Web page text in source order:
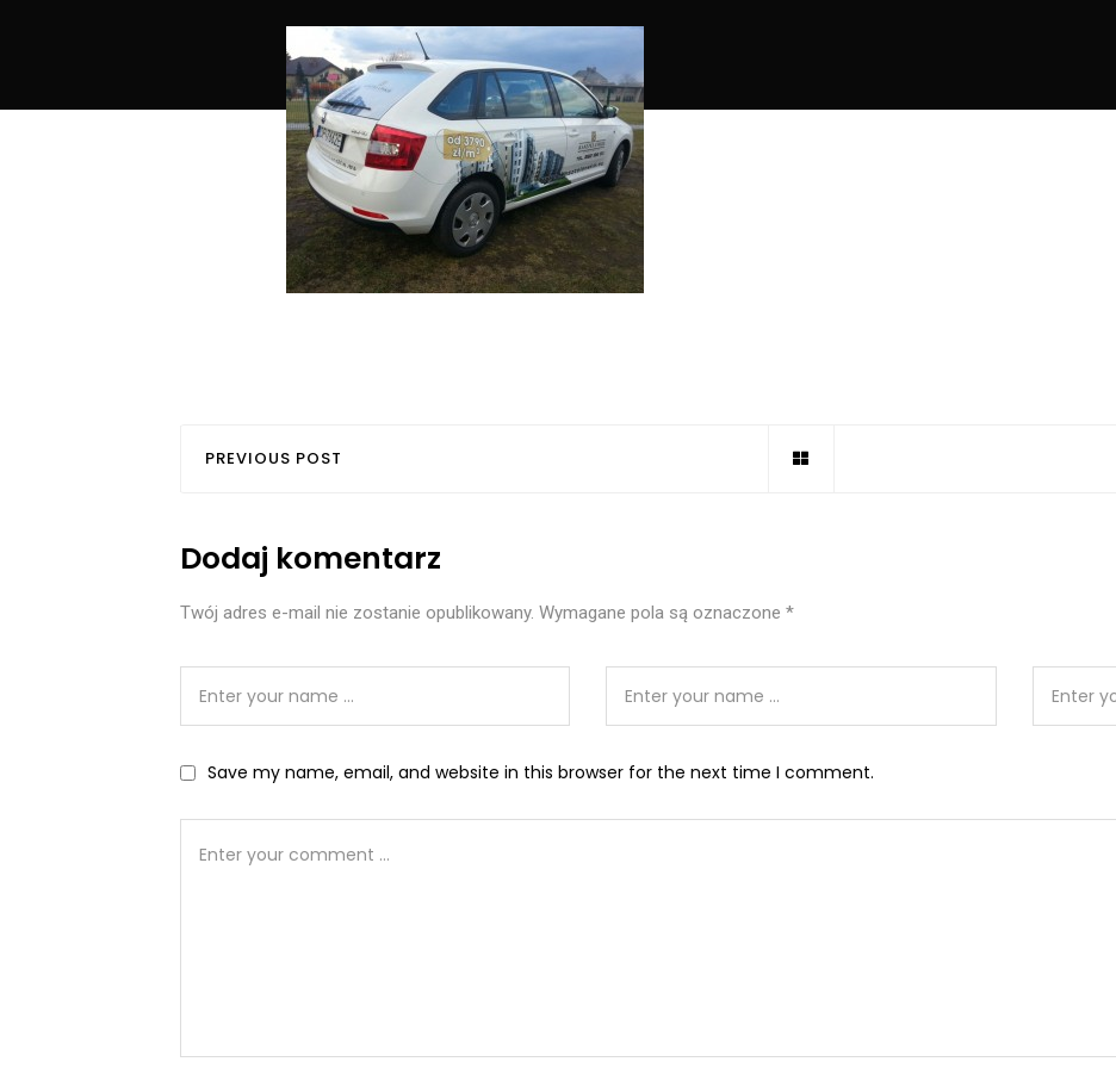
PREVIOUS POST
Dodaj komentarz
Twój adres e-mail nie zostanie opublikowany. Wymagane pola są oznaczone *
Save my name, email, and website in this browser for the next time I comment.